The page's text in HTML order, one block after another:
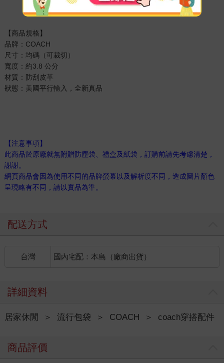
【商品規格】
品牌：COACH
尺寸：均碼（可裁切）
寬度：約3.8 公分
材質：防刮皮革
狀態：美國平行輸入，全新真品
【注意事項】
此商品於原廠就無附贈防塵袋、禮盒及紙袋，訂購前請先考慮清楚，
謝謝。
網頁商品會因為使用不同的品牌螢幕以及解析度不同，造成圖片顏色
呈現略有不同，請以實品為準。
配送方式
台灣 國內宅配：本島（廠商出貨）
詳細資料
居家休閒 ＞ 流行包袋 ＞ COACH ＞ coach穿搭配件
商品評價